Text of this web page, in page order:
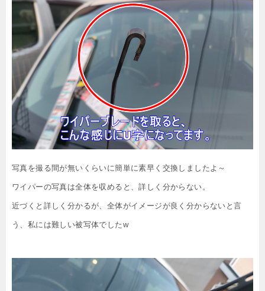
写真を撮る間が無いくらいに簡単に素早く交換しましたよ～
ワイパーの写真は全体を収めると、詳しく分からない。
近づくと詳しく分かるが、全体がイメージが良く分からないと言
う、私には難しい被写体でしたw